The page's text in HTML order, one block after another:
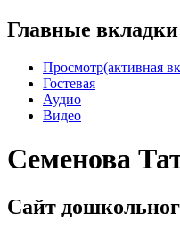
Главные вкладки
Просмотр(активная
Гостевая
Аудио
Видео
Семенова
Сайт